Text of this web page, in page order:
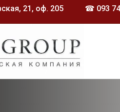
21, оф. 205 ☎ 093